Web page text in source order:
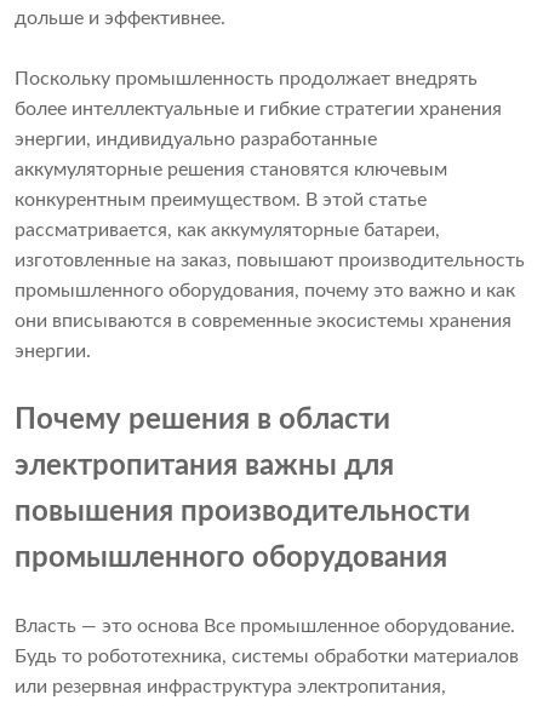
дольше и эффективнее.
Поскольку промышленность продолжает внедрять
более интеллектуальные и гибкие стратегии хранения
энергии, индивидуально разработанные
аккумуляторные решения становятся ключевым
конкурентным преимуществом. В этой статье
рассматривается, как аккумуляторные батареи,
изготовленные на заказ, повышают производительность
промышленного оборудования, почему это важно и как
они вписываются в современные экосистемы хранения
энергии.
Почему решения в области
электропитания важны для
повышения производительности
промышленного оборудования
Власть — это основа Все промышленное оборудование.
Будь то робототехника, системы обработки материалов
или резервная инфраструктура электропитания,